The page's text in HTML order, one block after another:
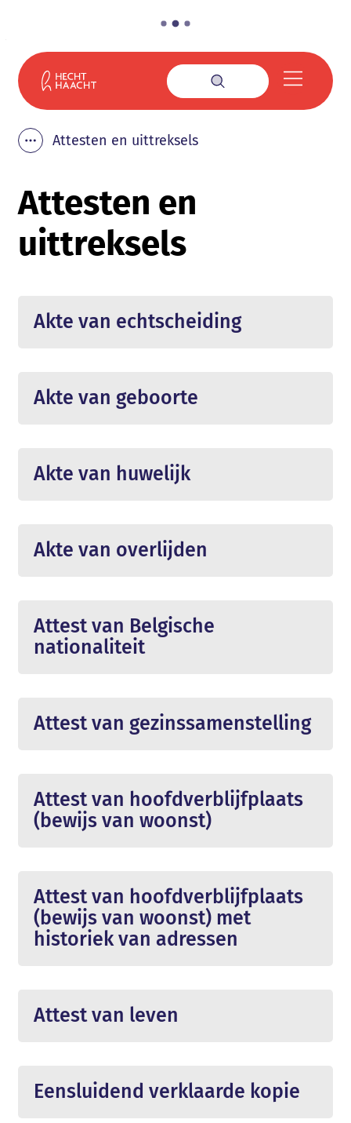
Naar inhoud
Gemeente Haacht
Zoek tonen /Menu
Toon alle broodkruimel items
Attesten en uittreksels
Attesten en
uittreksels
Akte van echtscheiding
Akte van geboorte
Akte van huwelijk
Akte van overlijden
Attest van Belgische
nationaliteit
Attest van gezinssamenstelling
Attest van hoofdverblijfplaats
(bewijs van woonst)
Attest van hoofdverblijfplaats
(bewijs van woonst) met
historiek van adressen
Attest van leven
Eensluidend verklaarde kopie